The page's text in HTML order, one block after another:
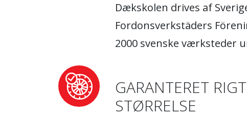
Dækskolen drives af
Fordonsverkstäders
2000 svenske værksteder
GARANTERET
STØRRELSE